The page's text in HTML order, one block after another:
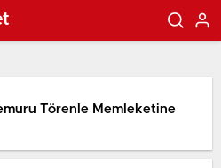
Törenle Memleketine